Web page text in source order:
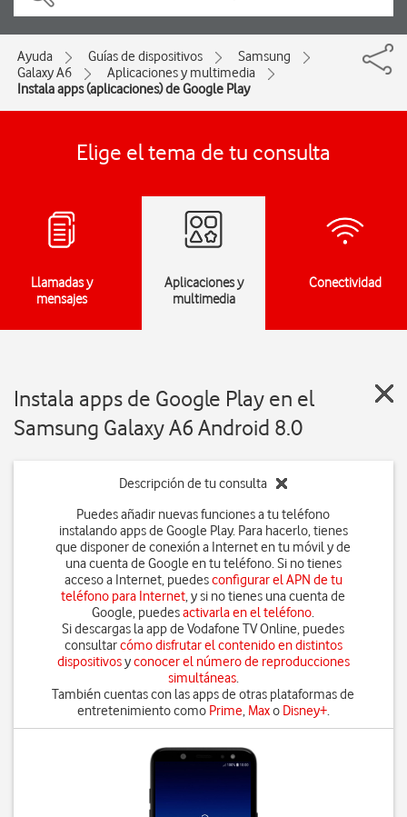
Ayuda Guías de dispositivos
Samsung
Galaxy A6
Aplicaciones y multimedia
Instala apps (aplicaciones) de Google Play
Elige el tema de tu consulta
Llamadas y
mensajes
Aplicaciones y
multimedia
Conectividad
Instala apps de Google Play en el
Samsung Galaxy A6 Android 8.0
Descripción de tu consulta
Puedes añadir nuevas funciones a tu teléfono
instalando apps de Google Play. Para hacerlo, tienes
que disponer de conexión a Internet en tu móvil y de
una cuenta de Google en tu teléfono. Si no tienes
acceso a Internet, puedesconfigurar el APN de tu
teléfono para Internet, y si no tienes una cuenta de
Google, puedesactivarla en el teléfono.
Si descargas la app de Vodafone TV Online, puedes
consultarcómo disfrutar el contenido en distintos
dispositivosyconocer el número de reproducciones
simultáneas.
También cuentas con las apps de otras plataformas de
entretenimiento como Prime, Maxo Disney+.